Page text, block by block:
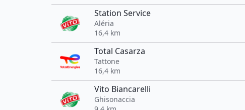
Station Service
Aléria
16,4 km
Total Casarza
Tattone
16,4 km
Vito Biancarelli
Ghisonaccia